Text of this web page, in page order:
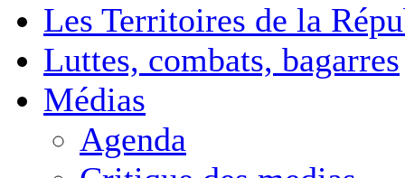
Les Territoires de la
Luttes, combats, bagarres
Médias
Agenda